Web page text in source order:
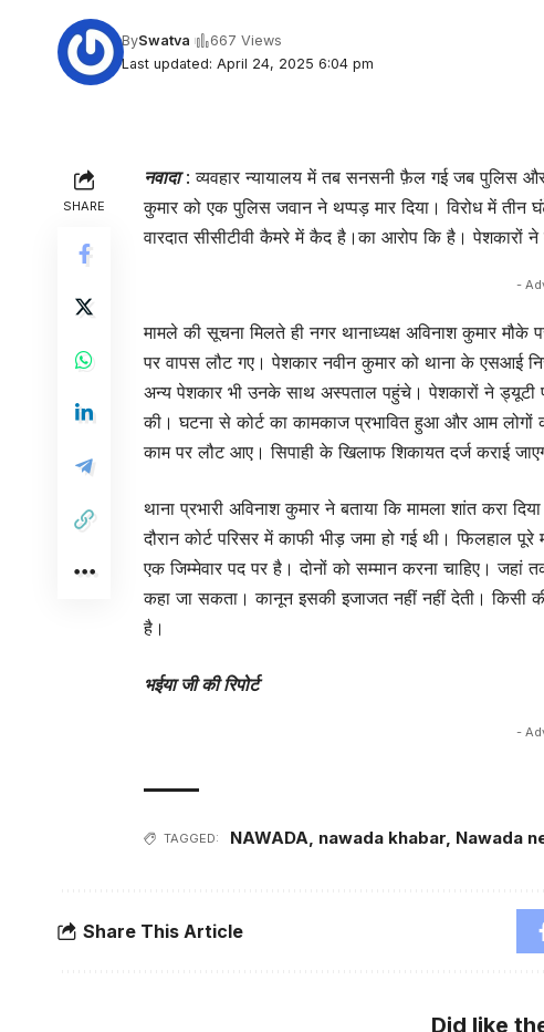
Last updated: April 24, 2025 6:04 pm
BySwatva 667 Views
SHARE
नवादा: व्यवहार न्यायालय में तब सनसनी फ़ैल गई जब पुलिस और
कुमार को एक पुलिस जवान ने थप्पड़ मार दिया। विरोध में तीन
वारदात सीसीटीवी कैमरे में कैद है।का आरोप कि है। पेशकारों ने
-
मामले की सूचना मिलते ही नगर थानाध्यक्ष अविनाश कुमार
पर वापस लौट गए। पेशकार नवीन कुमार को थाना के एसआई
अन्य पेशकार भी उनके साथ अस्पताल पहुंचे। पेशकारों ने ड्यूटी
की। घटना से कोर्ट का कामकाज प्रभावित हुआ और आम लोगों
काम पर लौट आए। सिपाही के खिलाफ शिकायत दर्ज कराई
थाना प्रभारी अविनाश कुमार ने बताया कि मामला शांत करा
दौरान कोर्ट परिसर में काफी भीड़ जमा हो गई थी। फिलहाल पूरे
एक जिम्मेवार पद पर है। दोनों को सम्मान करना चाहिए।
कहा जा सकता। कानून इसकी इजाजत नहीं नहीं देती। किसी
है।
भईया जी की रिपोर्ट
-
TAGGED: NAWADA, nawada khabar, Nawada
Share This Article
Did like